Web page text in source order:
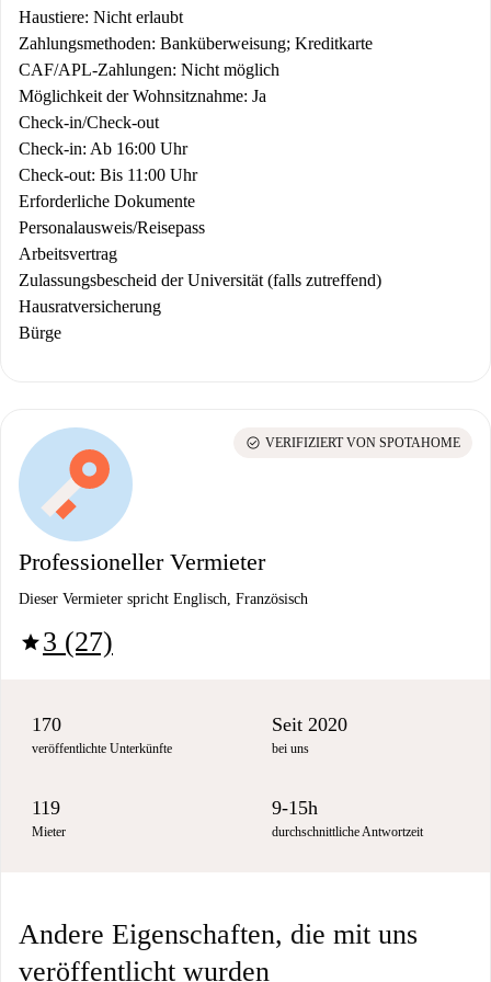
Haustiere: Nicht erlaubt
Zahlungsmethoden: Banküberweisung; Kreditkarte
CAF/APL-Zahlungen: Nicht möglich
Möglichkeit der Wohnsitznahme: Ja
Check-in/Check-out
Check-in: Ab 16:00 Uhr
Check-out: Bis 11:00 Uhr
Erforderliche Dokumente
Personalausweis/Reisepass
Arbeitsvertrag
Zulassungsbescheid der Universität (falls zutreffend)
Hausratversicherung
Bürge
Professioneller Vermieter
Dieser Vermieter spricht Englisch, Französisch
star3 (27)
check_circle VERIFIZIERT VON SPOTAHOME
170
veröffentlichte Unterkünfte
Seit 2020
bei uns
119
Mieter
9-15h
durchschnittliche Antwortzeit
Andere Eigenschaften, die mit uns
veröffentlicht wurden